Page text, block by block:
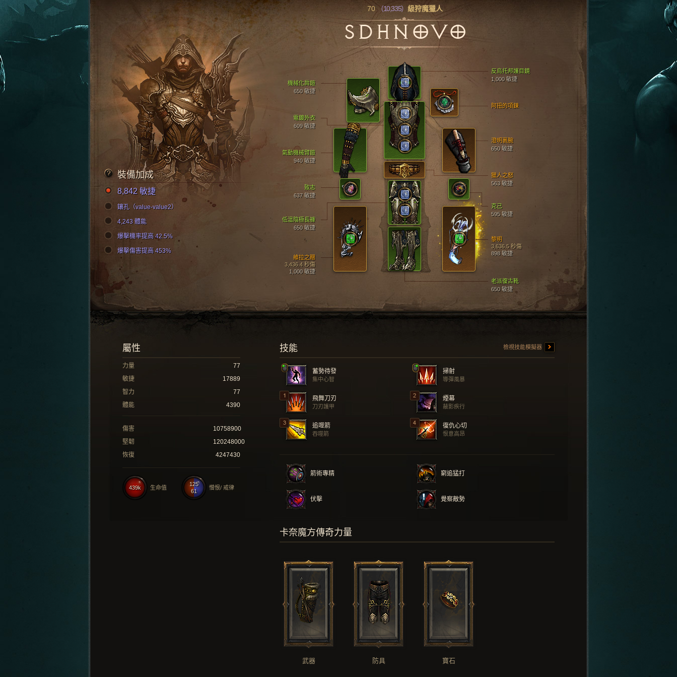
70 （10,335） 級狩魔獵人
SDHNOVO
反烏托邦護目鏡
1,000 敏捷
電鍍外衣
609 敏捷
老派復古靴
650 敏捷
氣動機械臂鎧
940 敏捷
機械化肩鎧
650 敏捷
低溫陰極長褲
650 敏捷
澄明裹腕
650 敏捷
維拉之贈
3,436.4 秒傷
1,000 敏捷
黎明
3,636.5 秒傷
898 敏捷
獵人之怒
563 敏捷
克己
595 敏捷
致志
637 敏捷
阿扭的項鍊
裝備加成
8,842 敏捷
鑲孔（value-value2）
4,243 體能
爆擊機率提高 42.5%
爆擊傷害提高 453%
技能 檢視技能模擬器
蓄勢待發
集中心智
掃射
導彈風暴
飛舞刀刃
刀刃護甲
煙幕
蔽影疾行
追噬箭
吞噬箭
復仇心切
恨意高昂
箭術專精 窮追猛打
伏擊 覺察敵勢
屬性
力量
77
敏捷
17889
智力
77
體能
4390
傷害
10758900
堅韌
120248000
恢復
4247430
125
61
憎恨/ 戒律
439k 生命值
卡奈魔方傳奇力量
武器 防具 寶石